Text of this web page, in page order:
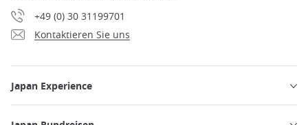
+49 (0) 30 31199701
Kontaktieren Sie uns
Japan Experience